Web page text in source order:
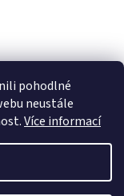
pohodlné
neustále
Více informací